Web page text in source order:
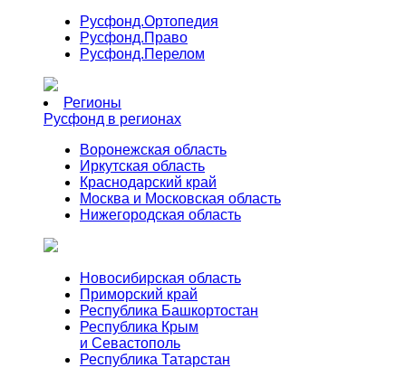
Русфонд.Ортопедия
Русфонд.Право
Русфонд.Перелом
Регионы
Русфонд в регионах
Воронежская область
Иркутская область
Краснодарский край
Москва и Московская область
Нижегородская область
Новосибирская область
Приморский край
Республика Башкортостан
Республика Крым
и Севастополь
Республика Татарстан